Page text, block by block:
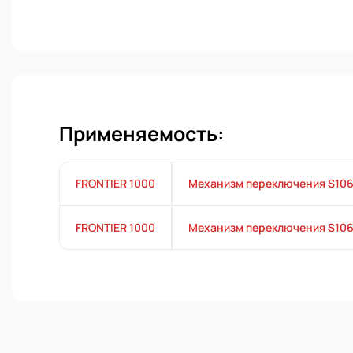
Применяемость:
FRONTIER 1000 Механизм переключения
FRONTIER 1000 Механизм переключения